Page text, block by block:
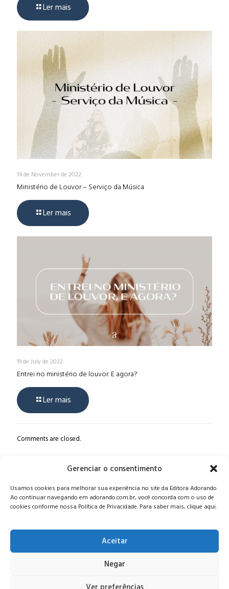
Gerenciar o consentimento
Usamos cookies para melhorar sua experiência no site da Editora Adorando.
Ao continuar navegando em adorando.com.br, você concorda com o uso de
cookies conforme nossa Política de Privacidade. Para saber mais, clique aqui.
Aceitar
Negar
Ler mais
14 de November de 2022
Ministério de Louvor – Serviço da Música
Ler mais
19 de July de 2022
Entrei no ministério de louvor. E agora?
Ler mais
Comments are closed.
Alameda Oscar Niemeyer, 1033 – 7º Andar - Portaria 04, Vila da
Serra - Nova Lima/MG, CEP: 34006-065 - MG
CONTATO:editora@adorando.com.br
Consulte nossapolítica de privacidade